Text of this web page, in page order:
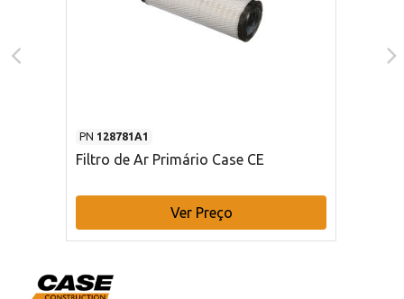
PN 128781A1
Filtro de Ar Primário Case CE
Ver Preço